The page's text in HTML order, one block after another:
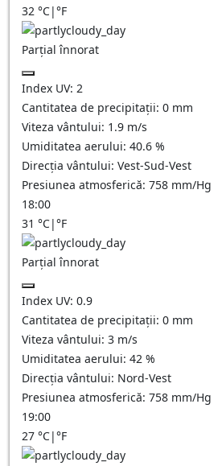
32 °C|°F
Parțial înnorat
Index UV: 2
Cantitatea de precipitații: 0 mm
Viteza vântului: 1.9 m/s
Umiditatea aerului: 40.6 %
Direcția vântului: Vest-Sud-Vest
Presiunea atmosferică: 758 mm/Hg
18:00
31 °C|°F
Parțial înnorat
Index UV: 0.9
Cantitatea de precipitații: 0 mm
Viteza vântului: 3 m/s
Umiditatea aerului: 42 %
Direcția vântului: Nord-Vest
Presiunea atmosferică: 758 mm/Hg
19:00
27 °C|°F